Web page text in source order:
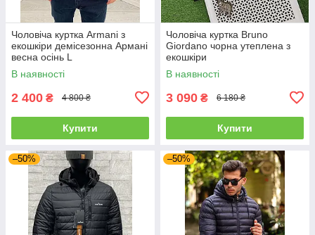
Чоловіча куртка Armani з
екошкіри демісезонна Армані
весна осінь L
В наявності
2 400 ₴ 4 800 ₴
Купити
Чоловіча куртка Bruno
Giordano чорна утеплена з
екошкіри
В наявності
3 090 ₴ 6 180 ₴
Купити
–50% –50%